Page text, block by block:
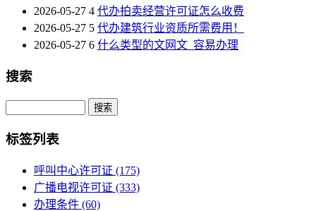
2026-05-27 4 代办拍卖经营许可证怎么收费
2026-05-27 5 代办建筑行业资质所需费用！
2026-05-27 6 什么类型的文网文_容易办理
搜索
Search
标签列表
呼叫中心许可证 (175)
广播电视许可证 (333)
办理条件 (60)